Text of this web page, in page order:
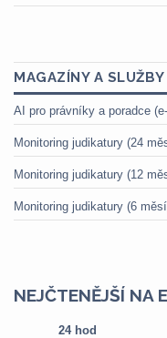
MAGAZÍNY A SLUŽBY
AI pro právníky a poradce
Monitoring judikatury (24
Monitoring judikatury (12
Monitoring judikatury (6
NEJČTENĚJŠÍ NA
24 hod